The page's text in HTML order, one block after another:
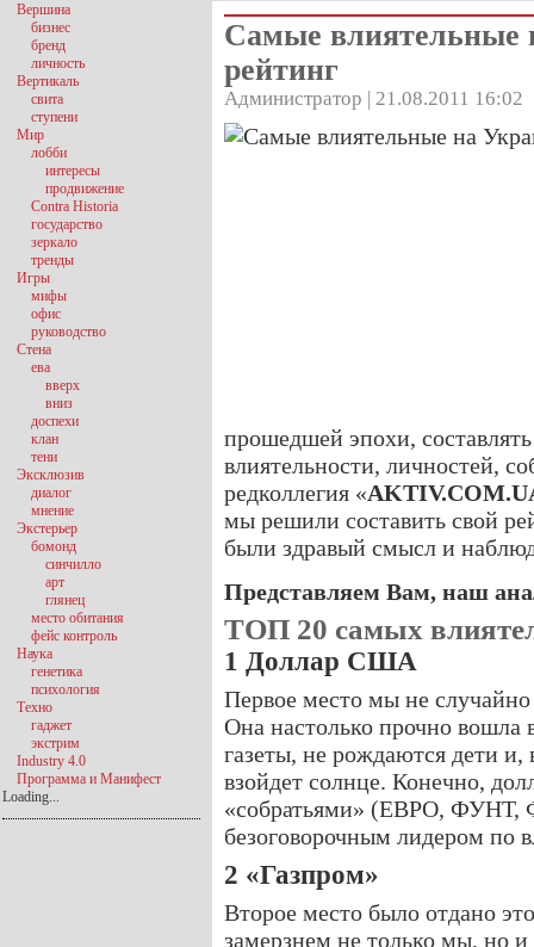
Самые влиятельные
рейтинг
Администратор | 21.08.2011 16:02
прошедшей эпохи,
влиятельности, личностей,
редколлегия «
мы решили составить свой
были здравый смысл и
Представляем Вам, наш
ТОП 20 самых
1 Доллар США
Первое место мы не
Она настолько прочно вошла
газеты, не рождаются дети
взойдет солнце. Конечно,
«собратьями» (ЕВРО, ФУНТ,
безоговорочным лидером по
2 «Газпром»
Второе место было отдано
замерзнем не только мы, но
Вершина
бизнес
бренд
личность
Вертикаль
свита
ступени
Мир
лобби
интересы
продвижение
Contra Historia
государство
зеркало
тренды
Игры
мифы
офис
руководство
Стена
ева
вверх
вниз
доспехи
клан
тени
Эксклюзив
диалог
мнение
Экстерьер
бомонд
синчилло
арт
глянец
место обитания
фейс контроль
Наука
генетика
психология
Техно
гаджет
экстрим
Industry 4.0
Программа и Манифест
Loading...